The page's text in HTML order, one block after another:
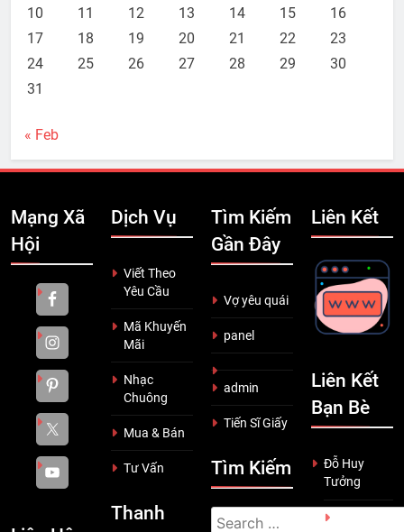
10
11 12 13 14 15
16
17
18 19 20 21 22
23
24
25 26 27 28 29
30
31
« Feb
Mạng Xã
Hội
Dịch Vụ
Viết Theo
Yêu Cầu
Mã Khuyến
Mãi
Nhạc
Chuông
Mua & Bán
Tư Vấn
Thanh
Tìm Kiếm
Gần Đây
Vợ yêu quái
panel
admin
Tiến Sĩ Giấy
Tìm Kiếm
Search
Liên Kết
Liên Kết
Bạn Bè
Đỗ Huy
Tưởng